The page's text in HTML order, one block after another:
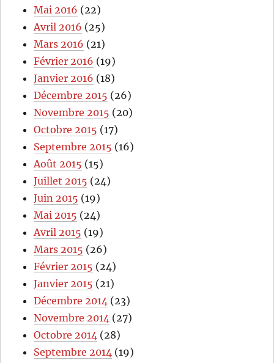
Mai 2016 (22)
Avril 2016 (25)
Mars 2016 (21)
Février 2016 (19)
Janvier 2016 (18)
Décembre 2015 (26)
Novembre 2015 (20)
Octobre 2015 (17)
Septembre 2015 (16)
Août 2015 (15)
Juillet 2015 (24)
Juin 2015 (19)
Mai 2015 (24)
Avril 2015 (19)
Mars 2015 (26)
Février 2015 (24)
Janvier 2015 (21)
Décembre 2014 (23)
Novembre 2014 (27)
Octobre 2014 (28)
Septembre 2014 (19)